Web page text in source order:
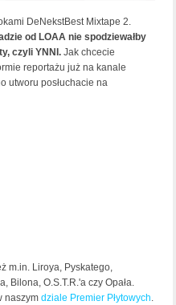
DeNekstBest Mixtape 2.
od LOAA nie spodziewałby
czyli YNNI. Jak chcecie
reportażu już na kanale
utworu posłuchacie na
m.in. Liroya, Pyskatego,
Bilona, O.S.T.R.'a czy Opała.
naszym dziale Premier Płytowych.